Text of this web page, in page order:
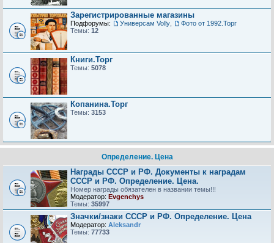
Зарегистрированные магазины
Подфорумы: Универсам Volly
Фото от 1992.Торг
Темы: 12
Книги.Торг
Темы: 5078
Копанина.Торг
Темы: 3153
Определение. Цена
Награды СССР и РФ. Документы к наградам
СССР и РФ. Определение. Цена.
Номер награды обязателен в названии темы!!!
Модератор: Evgenchys
Темы: 35997
Значки/знаки СССР и РФ. Определение. Цена
Модератор: Aleksandr
Темы: 77733